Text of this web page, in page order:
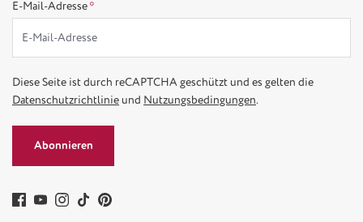
E-Mail-Adresse*
Diese Seite ist durch reCAPTCHA geschützt und es gelten die
Datenschutzrichtlinieund Nutzungsbedingungen.
Abonnieren